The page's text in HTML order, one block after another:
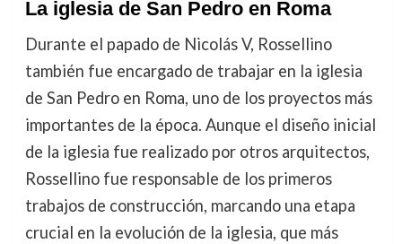
La iglesia de San Pedro en Roma
Durante el papado de Nicolás V, Rossellino
también fue encargado de trabajar en la iglesia
de San Pedro en Roma, uno de los proyectos más
importantes de la época. Aunque el diseño inicial
de la iglesia fue realizado por otros arquitectos,
Rossellino fue responsable de los primeros
trabajos de construcción, marcando una etapa
crucial en la evolución de la iglesia, que más